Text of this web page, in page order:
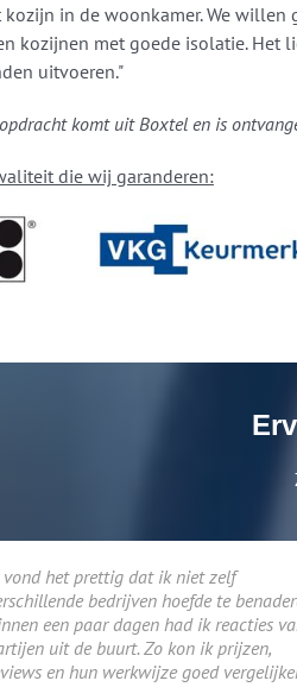
in de woonkamer. We willen
kozijnen met goede isolatie. Het
uitvoeren."
komt uit Boxtel en is
die wij garanderen:
vond het prettig dat ik niet zelf
bedrijven hoefde te
een paar dagen had ik reacties
uit de buurt. Zo kon ik prijzen,
en hun werkwijze goed